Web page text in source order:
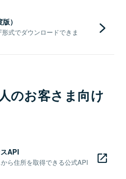
）
式でダウンロードできま
のお客さま向け
API
ら住所を取得できる公式API